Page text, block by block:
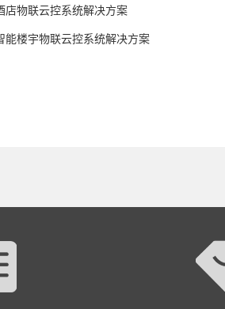
店物联云控系统解决方案
能楼宇物联云控系统解决方案